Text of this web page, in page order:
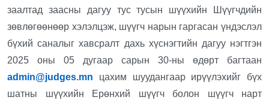
заалтад заасны дагуу тус тусын шүүхийн Шүүгчдийн
зөвлөгөөнөөр хэлэлцэж, шүүгч нарын гаргасан үндэслэл
бүхий саналыг хавсралт дахь хүснэгтийн дагуу нэгтгэн
2025 оны 05 дугаар сарын 30-ны өдөрт багтаан
admin@judges.mn цахим шуудангаар ирүүлэхийг бүх
шатны шүүхийн Ерөнхий шүүгч болон шүүгч нарт